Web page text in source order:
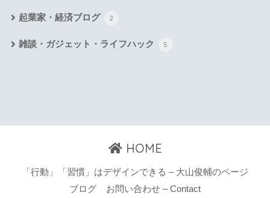
起業家・経済ブログ 2
雑談・ガジェット・ライフハック 5
HOME
「行動」「習慣」はデザインできる – 大山俊輔のページ
ブログ
お問い合わせ – Contact